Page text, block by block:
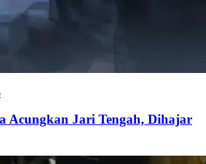
Acungkan Jari Tengah, Dihajar